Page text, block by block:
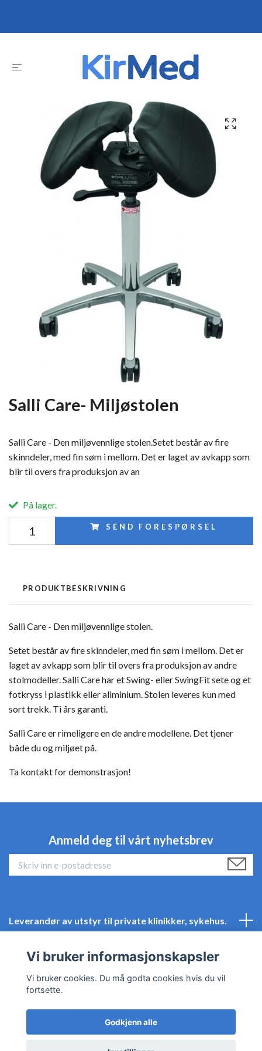
Salli Care- Miljøstolen
Salli Care - Den miljøvennlige stolen.Setet består av fire
skinndeler, med fin søm i mellom. Det er laget av avkapp som
blir til overs fra produksjon av an
På lager.
SEND FORESPØRSEL
PRODUKTBESKRIVNING
Salli Care - Den miljøvennlige stolen.
Setet består av fire skinndeler, med fin søm i mellom. Det er
laget av avkapp som blir til overs fra produksjon av andre
stolmodeller. Salli Care har et Swing- eller SwingFitsete og et
fotkryss i plastikk eller aliminium. Stolen leveres kun med
sort trekk. Ti års garanti
Salli Care er rimeligere en de andre modellene. Det tjener
både du og miljøet på.
Ta kontakt for demonstrasjon!
Anmeld deg til vårt nyhetsbrev
Leverandør av utstyr til private klinikker, sykehus.
Kundeservice
Sosiale medier
© 2026 Kirmed.no
Vi bruker informasjonskapsler
Vi bruker cookies. Du må godta cookies hvis du vil
fortsette.
Godkjenn alle